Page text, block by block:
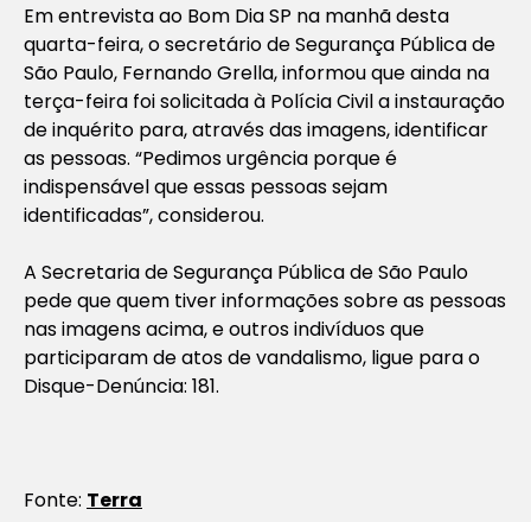
Em entrevista ao Bom Dia SP na manhã desta
quarta-feira, o secretário de Segurança Pública de
São Paulo, Fernando Grella, informou que ainda na
terça-feira foi solicitada à Polícia Civil a instauração
de inquérito para, através das imagens, identificar
as pessoas. “Pedimos urgência porque é
indispensável que essas pessoas sejam
identificadas”, considerou.
A Secretaria de Segurança Pública de São Paulo
pede que quem tiver informações sobre as pessoas
nas imagens acima, e outros indivíduos que
participaram de atos de vandalismo, ligue para o
Disque-Denúncia: 181.
Fonte: Terra